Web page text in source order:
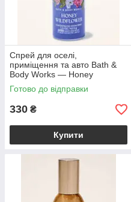
Спрей для оселі,
приміщення та авто Bath &
Body Works — Honey
Wildflower Concentrated
Room Spray / 42,5 г
Готово до відправки
330 ₴
Купити